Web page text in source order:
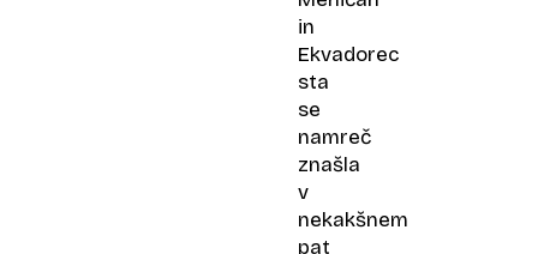
in
Ekvadorec
sta
se
namreč
znašla
v
nekakšnem
pat